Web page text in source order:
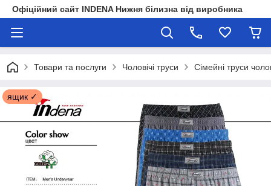
Офіційний сайт INDENA Нижня білизна від виробника
Товари та послуги Чоловічі труси Сімейні труси
ящик ✓